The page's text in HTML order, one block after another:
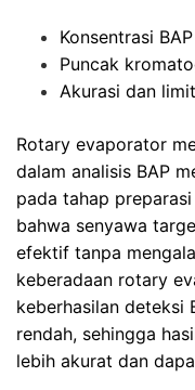
Konsentrasi
Puncak
Akurasi dan
Rotary evaporator
dalam analisis BAP
pada tahap
bahwa senyawa
efektif tanpa
keberadaan rotary
keberhasilan deteksi
rendah, sehingga
lebih akurat dan